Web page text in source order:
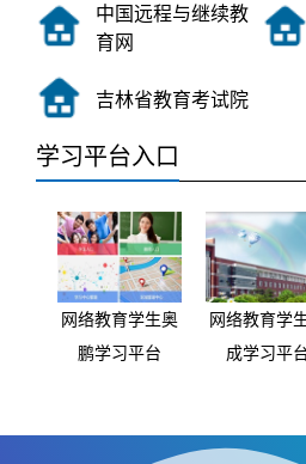
中国远程与继续教
育网
吉林省教育考试院
学习平台入口
网络教育学生奥
鹏学习平台
网络教育学
成学习平